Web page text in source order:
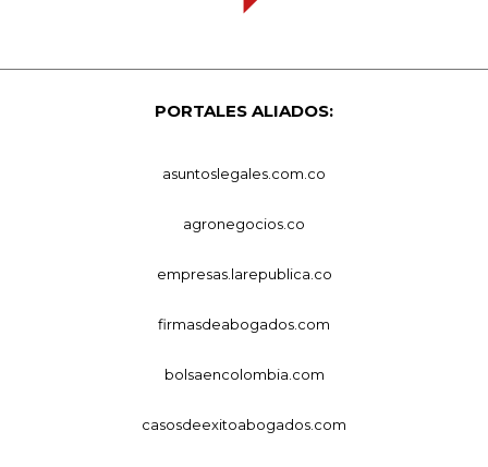
PORTALES ALIADOS:
asuntoslegales.com.co
agronegocios.co
empresas.larepublica.co
firmasdeabogados.com
bolsaencolombia.com
casosdeexitoabogados.com